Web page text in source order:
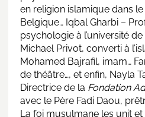
en religion islamique dans
Belgique… Iqbal Gharbi –
psychologie à l’université
Michael Privot, converti à
Mohamed Bajrafil, imam…
de théâtre…, et enfin, Nayla
Directrice de la Fondation
avec le Père Fadi Daou,
La foi musulmane les unit